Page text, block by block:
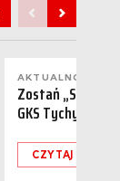
AKTUALNOŚCI
Zostań
GKS Tychy
CZYTAJ WIĘCEJ